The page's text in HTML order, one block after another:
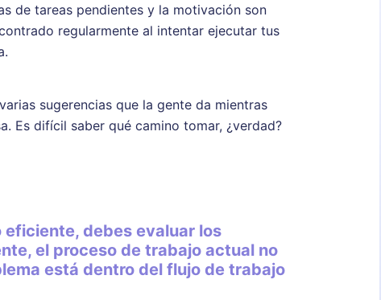
de tareas pendientes y la motivación son
regularmente al intentar ejecutar tus
sugerencias que la gente da mientras
Es difícil saber qué camino tomar, ¿verdad?
debes evaluar los
el proceso de trabajo actual no
está dentro del flujo de trabajo